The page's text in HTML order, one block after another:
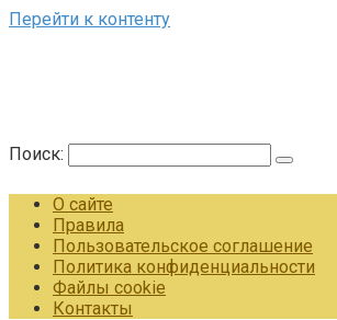
Перейти к контенту
Поиск:
О сайте
Правила
Пользовательское соглашение
Политика конфиденциальности
Файлы cookie
Контакты